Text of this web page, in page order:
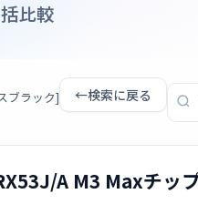
比較
ブラック] ←検索に戻る
A M3 Maxチッ